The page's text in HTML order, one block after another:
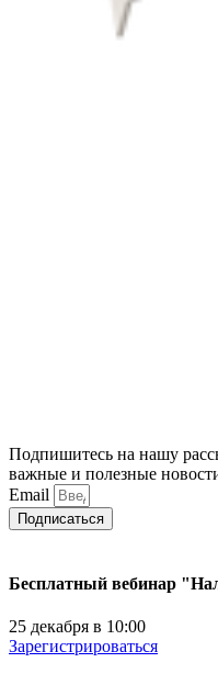
Подпишитесь на нашу
важные и полезные
Email
Подписаться
Бесплатный вебинар
25 декабря в 10:00
Зарегистрироваться